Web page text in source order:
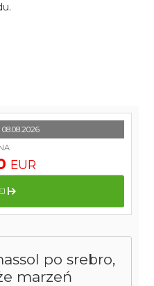
po srebro,
marzeń
EUR